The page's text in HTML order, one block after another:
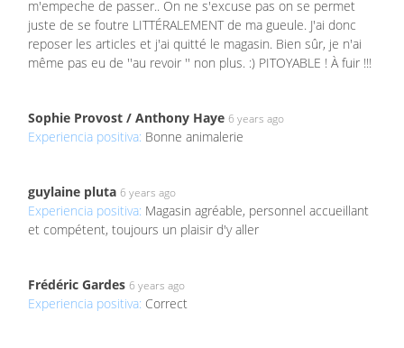
m'empeche de passer.. On ne s'excuse pas on se permet
juste de se foutre LITTÉRALEMENT de ma gueule. J'ai donc
reposer les articles et j'ai quitté le magasin. Bien sûr, je n'ai
même pas eu de ''au revoir '' non plus. :) PITOYABLE ! À fuir !!!
Sophie Provost / Anthony Haye 6 years ago
Experiencia positiva: Bonne animalerie
guylaine pluta 6 years ago
Experiencia positiva: Magasin agréable, personnel accueillant
et compétent, toujours un plaisir d'y aller
Frédéric Gardes 6 years ago
Experiencia positiva: Correct